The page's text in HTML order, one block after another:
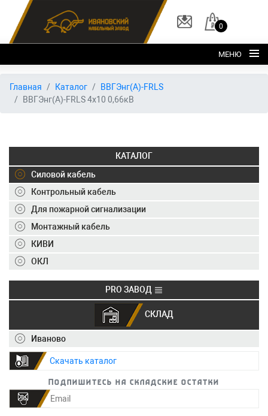
0
МЕНЮ
Главная
О заводе
Склад
ОКЛ
Вакансии
Контакты
+7 (495) 150-40-20
info@ivkz.ru
Главная Каталог
ВВГЭнг(А)-FRLS
ВВГЭнг(А)-FRLS 4х10 0,66кВ
КАТАЛОГ
Силовой кабель
Контрольный кабель
Для пожарной сигнализации
Монтажный кабель
КИВИ
ОКЛ
PRO ЗАВОД
СКЛАД
Иваново
Скачать каталог
Подпишитесь на складские остатки